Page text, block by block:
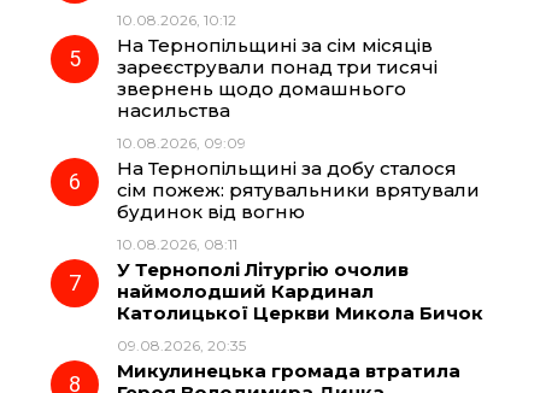
10.08.2026, 10:12
На Тернопільщині за сім місяців
зареєстрували понад три тисячі
звернень щодо домашнього
насильства
10.08.2026, 09:09
На Тернопільщині за добу сталося
сім пожеж: рятувальники врятували
будинок від вогню
10.08.2026, 08:11
У Тернополі Літургію очолив
наймолодший Кардинал
Католицької Церкви Микола Бичок
09.08.2026, 20:35
Микулинецька громада втратила